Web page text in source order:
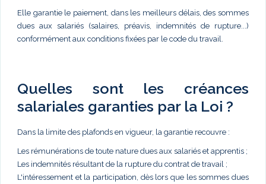
Elle garantie le paiement, dans les meilleurs délais, des sommes
dues aux salariés (salaires, préavis, indemnités de rupture...)
conformément aux conditions fixées par le code du travail.
Quelles sont les créances
salariales garanties par la Loi ?
Dans la limite des plafonds en vigueur, la garantie recouvre :
Les rémunérations de toute nature dues aux salariés et apprentis ;
Les indemnités résultant de la rupture du contrat de travail ;
L'intéressement et la participation, dès lors que les sommes dues